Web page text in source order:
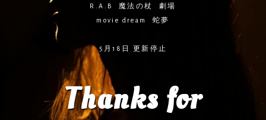
R.A.B 魔法の杖
劇場
movie dream
蛇夢
5月18日 更新停止
Thanks for